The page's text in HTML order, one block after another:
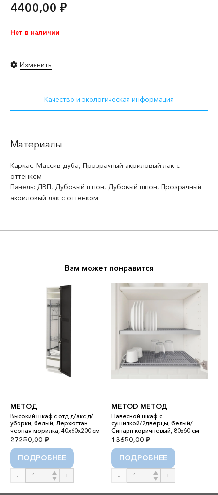
4400,00 ₽
Нет в наличии
Изменить
Качество и экологическая информация
Материалы
Каркас: Массив дуба, Прозрачный акриловый лак с
оттенком
Панель: ДВП, Дубовый шпон, Дубовый шпон, Прозрачный
акриловый лак с оттенком
Вам может понравится
МЕТОД
Высокий шкаф с отд д/акс д/
уборки, белый, Лерхюттан
черная морилка, 40x60x200 см
27250,00 ₽
ПОДРОБНЕЕ
Количество
товара
METOD МЕТОД
Навесной шкаф с
сушилкой/2дверцы, белый/
Синарп коричневый, 80x60 см
13650,00 ₽
ПОДРОБНЕЕ
Количество
товара